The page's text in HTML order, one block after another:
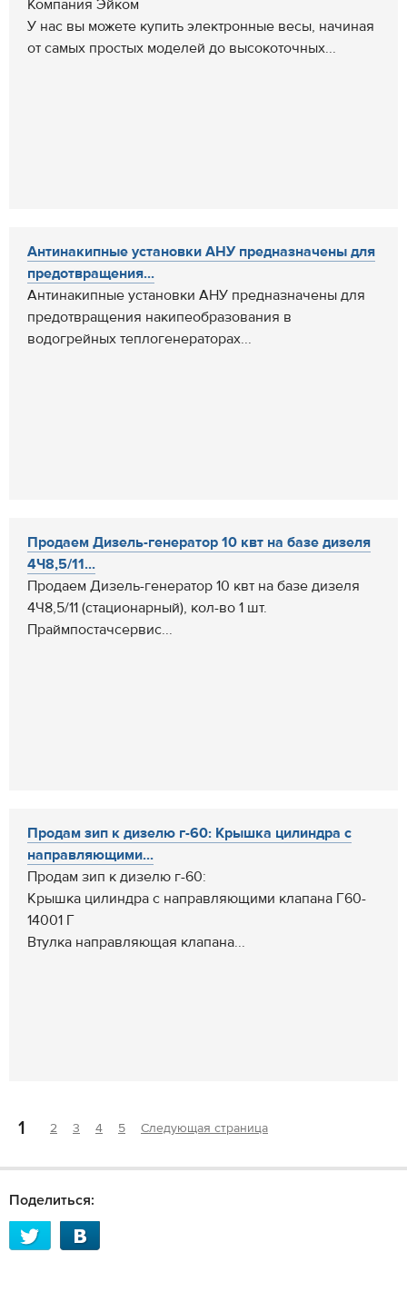
Компания Эйком
У нас вы можете купить электронные весы, начиная
от самых простых моделей до высокоточных...
Антинакипные установки АНУ предназначены для
предотвращения...
Антинакипные установки АНУ предназначены для
предотвращения накипеобразования в
водогрейных теплогенераторах...
Продаем Дизель-генератор 10 квт на базе дизеля
4Ч8,5/11...
Продаем Дизель-генератор 10 квт на базе дизеля
4Ч8,5/11 (стационарный), кол-во 1 шт.
Праймпостачсервис...
Продам зип к дизелю г-60: Крышка цилиндра с
направляющими...
Продам зип к дизелю г-60:
Крышка цилиндра с направляющими клапана Г60-
14001 Г
Втулка направляющая клапана...
1 2 3 4 5 Следующая страница
Поделиться: